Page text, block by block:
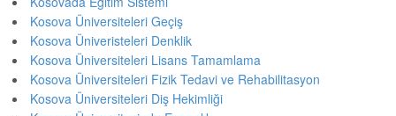
Kosova Üniversiteleri Geçiş
Kosova Üniveristeleri Denklik
Kosova Üniversiteleri Lisans Tamamlama
Kosova Üniversiteleri Fizik Tedavi ve Rehabilitasyon
Kosova Üniversiteleri Diş Hekimliği